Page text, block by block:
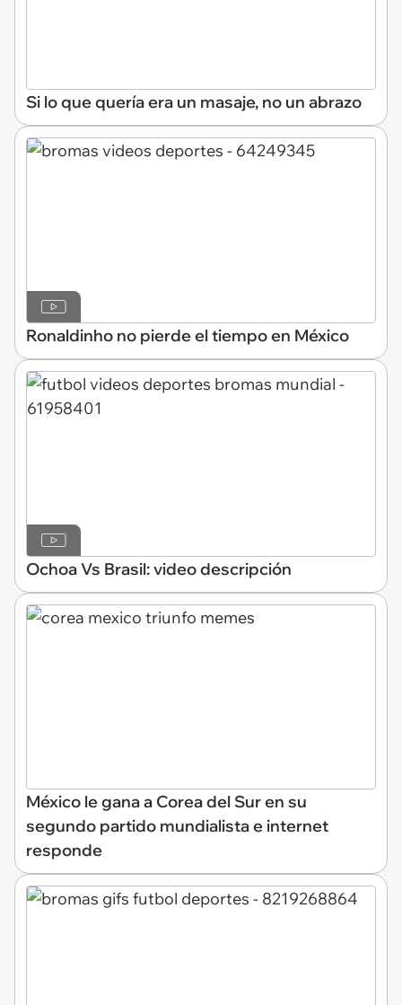
Si lo que quería era un masaje, no un abrazo
Ronaldinho no pierde el tiempo en México
Ochoa Vs Brasil: video descripción
México le gana a Corea del Sur en su
segundo partido mundialista e internet
responde